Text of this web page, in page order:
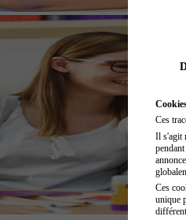
Ces
Il s'agit
Ces
unique